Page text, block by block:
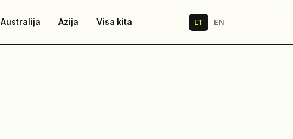
Australija Azija Visa kita LT EN